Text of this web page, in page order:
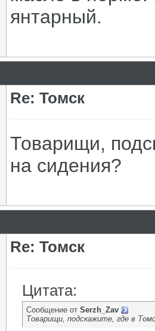
янтарный.
Re: Томск
Товарищи,
на сидения?
Re: Томск
Цитата:
Сообщение от Serzh_Zav
Товарищи, подскажите, где в